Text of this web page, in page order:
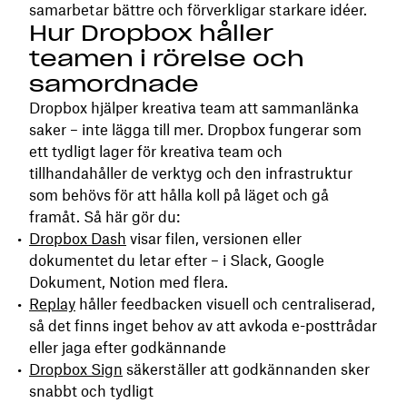
samarbetar bättre och förverkligar starkare idéer.
Hur Dropbox håller
teamen i rörelse och
samordnade
Dropbox hjälper kreativa team att sammanlänka
saker – inte lägga till mer. Dropbox fungerar som
ett tydligt lager för kreativa team och
tillhandahåller de verktyg och den infrastruktur
som behövs för att hålla koll på läget och gå
framåt. Så här gör du:
Dropbox Dash visar filen, versionen eller
dokumentet du letar efter – i Slack, Google
Dokument, Notion med flera.
Replay håller feedbacken visuell och centraliserad,
så det finns inget behov av att avkoda e-posttrådar
eller jaga efter godkännande
Dropbox Sign säkerställer att godkännanden sker
snabbt och tydligt